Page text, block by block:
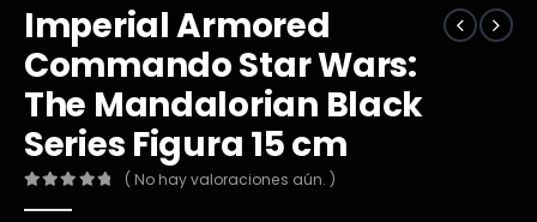
Imperial Armored
Commando Star Wars:
The Mandalorian Black
Series Figura 15 cm
( No hay valoraciones aún. )